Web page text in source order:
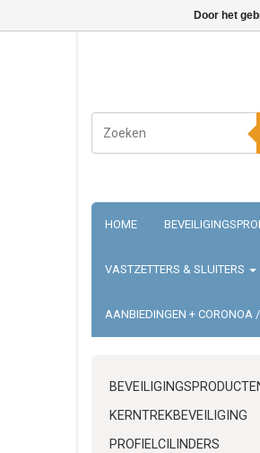
HOME
VASTZETTERS & SLUITERS
AANBIEDINGEN + CORONOA
KERNTREKBEVEILIGING
PROFIELCILINDERS
Door het